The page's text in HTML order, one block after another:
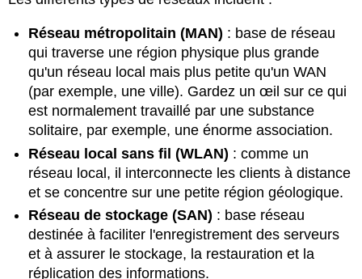
Réseau métropolitain (MAN) : base de réseau
qui traverse une région physique plus grande
qu'un réseau local mais plus petite qu'un WAN
(par exemple, une ville). Gardez un œil sur ce qui
est normalement travaillé par une substance
solitaire, par exemple, une énorme association.
Réseau local sans fil (WLAN) : comme un
réseau local, il interconnecte les clients à distance
et se concentre sur une petite région géologique.
Réseau de stockage (SAN) : base réseau
destinée à faciliter l'enregistrement des serveurs
et à assurer le stockage, la restauration et la
réplication des informations.